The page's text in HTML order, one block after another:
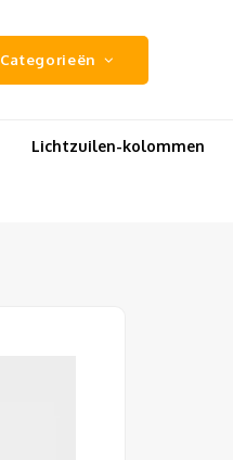
Categorieën
Lichtzuilen-kolommen